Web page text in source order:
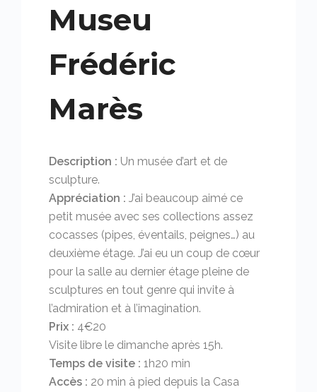
Museu
Frédéric
Marès
Description : Un musée d’art et de
sculpture.
Appréciation : J’ai beaucoup aimé ce
petit musée avec ses collections assez
cocasses (pipes, éventails, peignes…) au
deuxième étage. J’ai eu un coup de cœur
pour la salle au dernier étage pleine de
sculptures en tout genre qui invite à
l’admiration et à l’imagination.
Prix : 4€20
Visite libre le dimanche après 15h.
Temps de visite : 1h20 min
Accès : 20 min à pied depuis la Casa